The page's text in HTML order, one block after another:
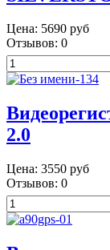
Цена: 5690 руб
Отзывов: 0
2.0
Цена: 3550 руб
Отзывов: 0